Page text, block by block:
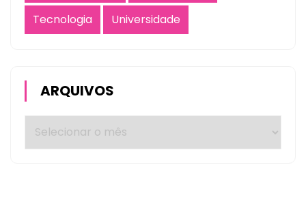
Tecnologia
Universidade
ARQUIVOS